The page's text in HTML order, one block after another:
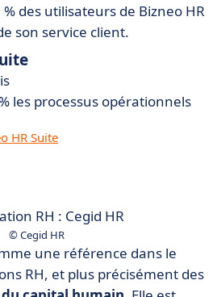
% des utilisateurs de Bizneo HR
son service client.
les processus opérationnels
HR Suite
© Cegid HR
une référence dans le
RH, et plus précisément des